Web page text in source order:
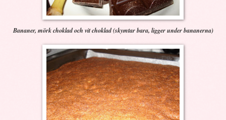
Bananer, mörk choklad och vit choklad (skymtar bara, ligger under bananerna)